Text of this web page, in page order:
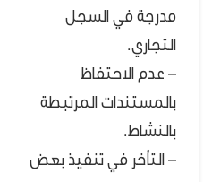
مدرجة في السجل
التجاري.
– عدم الاحتفاظ
بالمستندات المرتبطة
بالنشاط.
– التأخر في تنفيذ بعض